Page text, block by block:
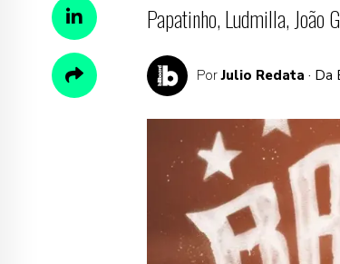
Papatinho, Ludmilla, João
Por Julio Redata ·